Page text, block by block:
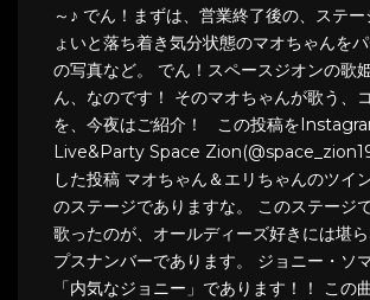
～♪ でん！まずは、営業終了後の、ステ
ょいと落ち着き気分状態のマオちゃんを
の写真など。 でん！スペースジオンの歌
ん、なのです！ そのマオちゃんが歌う、
を、今夜はご紹介！ この投稿を
Live&Party Space
した投稿 マオちゃん＆エリちゃんのツイ
のステージでありますな。 このステージ
歌ったのが、オールディーズ好きには堪
プスナンバーであります。 ジョニー・ソ
「内気なジョニー」であります！！ この